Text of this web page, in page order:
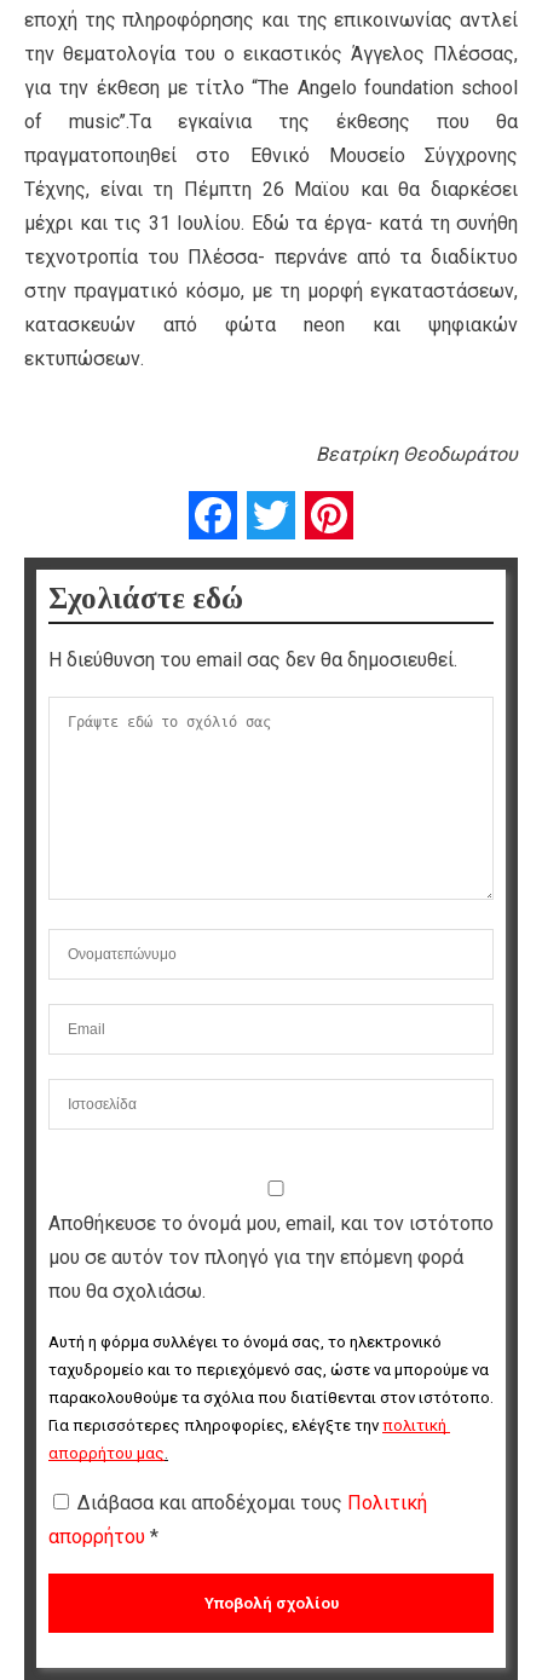
εποχή της πληροφόρησης και της επικοινωνίας αντλεί
την θεματολογία του ο εικαστικός Άγγελος Πλέσσας,
για την έκθεση με τίτλο “The Angelo foundation school
of music’’.Tα εγκαίνια της έκθεσης που θα
πραγματοποιηθεί στο Εθνικό Μουσείο Σύγχρονης
Τέχνης, είναι τη Πέμπτη 26 Μαϊου και θα διαρκέσει
μέχρι και τις 31 Ιουλίου. Εδώ τα έργα- κατά τη συνήθη
τεχνοτροπία του Πλέσσα- περνάνε από τα διαδίκτυο
στην πραγματικό κόσμο, με τη μορφή εγκαταστάσεων,
κατασκευών από φώτα neon και ψηφιακών
εκτυπώσεων.
Βεατρίκη Θεοδωράτου
FacebookTwitter
Σχολιάστε εδώ
Η διεύθυνση του email σας δεν θα δημοσιευθεί.
Αποθήκευσε το όνομά μου, email, και τον ιστότοπο
μου σε αυτόν τον πλοηγό για την επόμενη φορά
που θα σχολιάσω.
Αυτή η φόρμα συλλέγει το όνομά σας, το ηλεκτρονικό
ταχυδρομείο και το περιεχόμενό σας, ώστε να μπορούμε να
παρακολουθούμε τα σχόλια που διατίθενται στον ιστότοπο.
Για περισσότερες πληροφορίες, ελέγξτε την πολιτική
απορρήτου μας.
Διάβασα και αποδέχομαι τους Πολιτική
απορρήτου *